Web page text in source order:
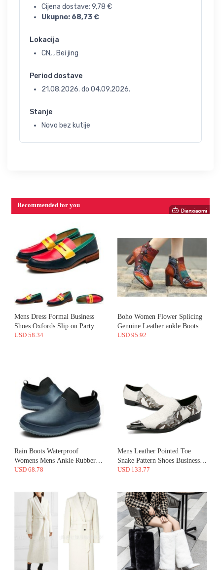
Cijena dostave: 9,78 €
Ukupno: 68,73€
Lokacija
CN, , Bei jing
Period dostave
21.08.2026. do 04.09.2026.
Stanje
Novo bez kutije